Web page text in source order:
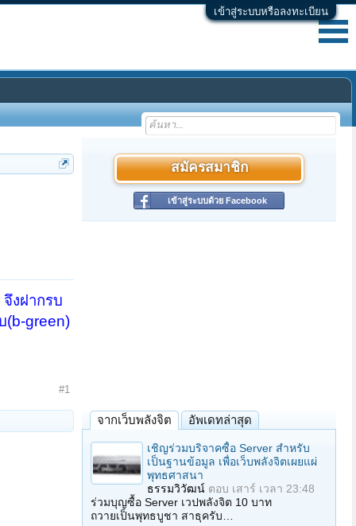
เข้าสู่ระบบหรือลงทะเบียน
งฝากรบ
(b-green)
#1
สมัครสมาชิก
เข้าสู่ระบบด้วย Facebook
จากเว็บพลังจิต อัพเดทล่าสุด
เชิญร่วมบริจาคซื้อ Server สำหรับ
เป็นฐานข้อมูล เพื่อเว็บพลังจิตเผยแผ่
พุทธศาสนา
ธรรมวิวัฒน์ ตอบ เสาร์ เวลา 23:48
ร่วมบุญซื้อ Server เวปพลังจิต 10 บาท
ถวายเป็นพุทธบูชา สาธุครับ…